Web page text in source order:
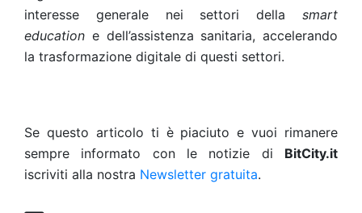
interesse generale nei settori della smart
education e dell’assistenza sanitaria, accelerando
la trasformazione digitale di questi settori.
Se questo articolo ti è piaciuto e vuoi rimanere
sempre informato con le notizie di BitCity.it
iscriviti alla nostra Newsletter gratuita.